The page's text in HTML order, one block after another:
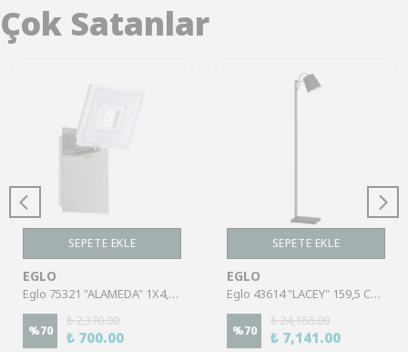
Çok Satanlar
SEPETE EKLE
EGLO
Eglo 75321 "ALAMEDA" 1X4,5W Çelik Nikel Mat Sıva Üstü Spot
%70
₺ 2,370.00
₺ 700.00
SEPETE EKLE
EGLO
Eglo 43614 "LACEY" 159,5 Cm Yüksekliğinde Çelik, Ahşap Köşe Lambası Lambader
%70
₺ 24,166.00
₺ 7,141.00